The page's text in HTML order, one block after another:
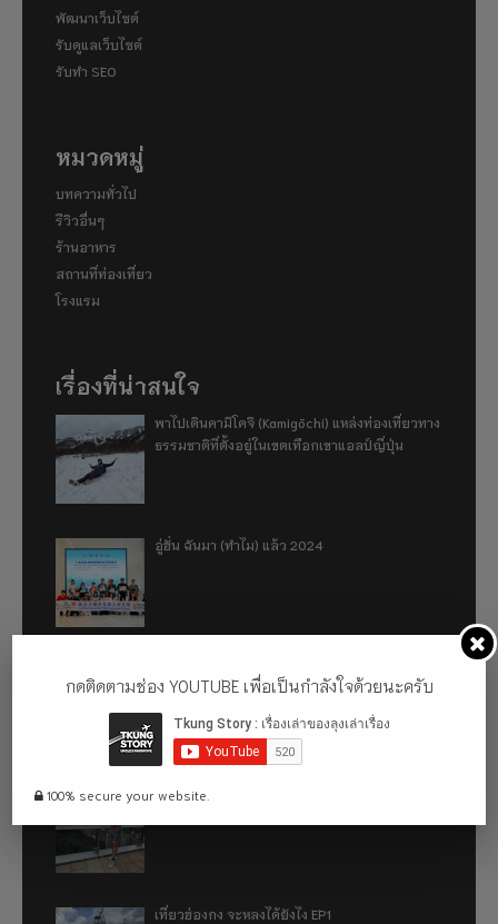
พัฒนาเว็บไซต์
รับดูแลเว็บไซต์
รับทำ SEO
หมวดหมู่
บทความทั่วไป
รีวิวอื่นๆ
ร้านอาหาร
สถานที่ท่องเที่ยว
โรงแรม
เรื่องที่น่าสนใจ
พาไปเดินคามิโคจิ (Kamigōchi) แหล่งท่องเที่ยวทาง
ธรรมชาติที่ตั้งอยู่ในเขตเทือกเขาแอลป์ญี่ปุ่น
อู่ฮั่น ฉันมา (ทำไม) แล้ว 2024
500km
เที่ยวฮ่องกง จะหลงได้ยังไง EP2
เที่ยวฮ่องกง จะหลงได้ยังไง EP1
กดติดตามช่อง YOUTUBE เพื่อเป็นกำลังใจด้วยนะครับ
100% secure your website.